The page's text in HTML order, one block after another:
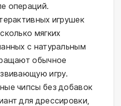
операций.
игрушек
мягких
с натуральным
обычное
игру.
чипсы без добавок
для дрессировки,